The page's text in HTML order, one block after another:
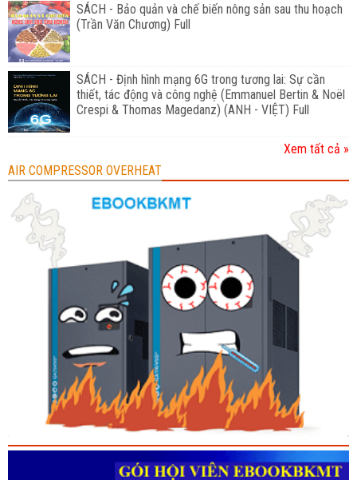
SÁCH - Bảo quản và chế biến nông sản sau thu hoạch
(Trần Văn Chương) Full
SÁCH - Định hình mạng 6G trong tương lai: Sự cần
thiết, tác động và công nghệ (Emmanuel Bertin & Noël
Crespi & Thomas Magedanz) (ANH - VIỆT) Full
Xem tất cả »
AIR COMPRESSOR OVERHEAT